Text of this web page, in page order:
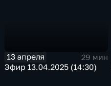
13 апреля
29 мин
Эфир 13.04.2025 (14:30)